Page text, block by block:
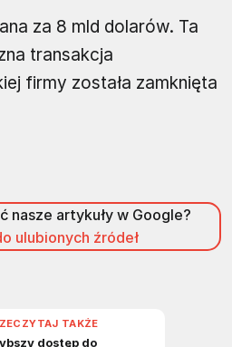
za 8 mld dolarów. Ta
transakcja
firmy została zamknięta
nasze artykuły w Google?
ulubionych źródeł